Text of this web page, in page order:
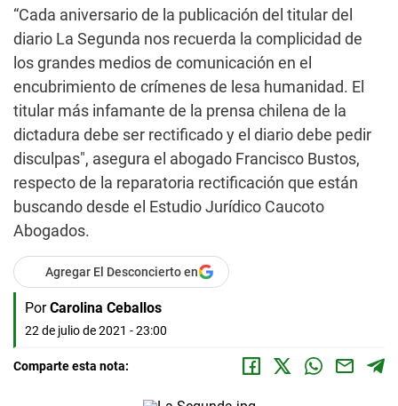
“Cada aniversario de la publicación del titular del
diario La Segunda nos recuerda la complicidad de
los grandes medios de comunicación en el
encubrimiento de crímenes de lesa humanidad. El
titular más infamante de la prensa chilena de la
dictadura debe ser rectificado y el diario debe pedir
disculpas", asegura el abogado Francisco Bustos,
respecto de la reparatoria rectificación que están
buscando desde el Estudio Jurídico Caucoto
Abogados.
Agregar El Desconcierto en
Por Carolina Ceballos
22 de julio de 2021 - 23:00
Comparte esta nota: